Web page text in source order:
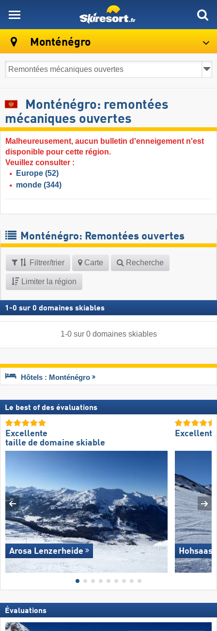
Monténégro
Monténégro: remontées
mécaniques ouvertes
Malheureusement, aucun bulletin d'enneigement n'est
disponible pour cette région.
Veuillez consulter :
Europe (52)
monde (344)
Monténégro: Remontées ouvertes
Filtrer/trier Carte Recherche
Limiter la région
1 -0 sur 0 domaines skiables
1-0sur 0 domaines skiables
Hôtels : Monténégro
Le best of des évaluations
Excellente
taille de domaine skiable
Arosa Lenzerheide
Excellent
Hohsaas
Évaluations